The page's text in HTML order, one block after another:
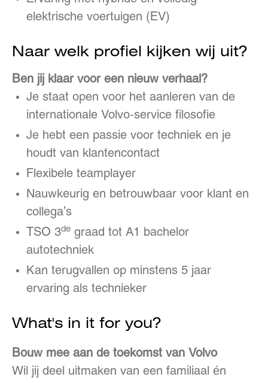
elektrische voertuigen (EV)
Naar welk profiel kijken wij uit?
Ben jij klaar voor een nieuw verhaal?
Je staat open voor het aanleren van de
internationale Volvo-service filosofie
Je hebt een passie voor techniek en je
houdt van klantencontact
Flexibele teamplayer
Nauwkeurig en betrouwbaar voor klant en
collega’s
TSO 3de graad tot A1 bachelor
autotechniek
Kan terugvallen op minstens 5 jaar
ervaring als technieker
What's in it for you?
Bouw mee aan de toekomst van Volvo
Wil jij deel uitmaken van een familiaal én